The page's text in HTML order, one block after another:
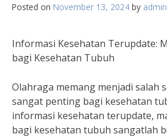
Posted on November 13, 2024 by
Informasi Kesehatan Terupdate:
bagi Kesehatan Tubuh
Olahraga memang menjadi salah
sangat penting bagi kesehatan
informasi kesehatan terupdate,
bagi kesehatan tubuh sangatlah